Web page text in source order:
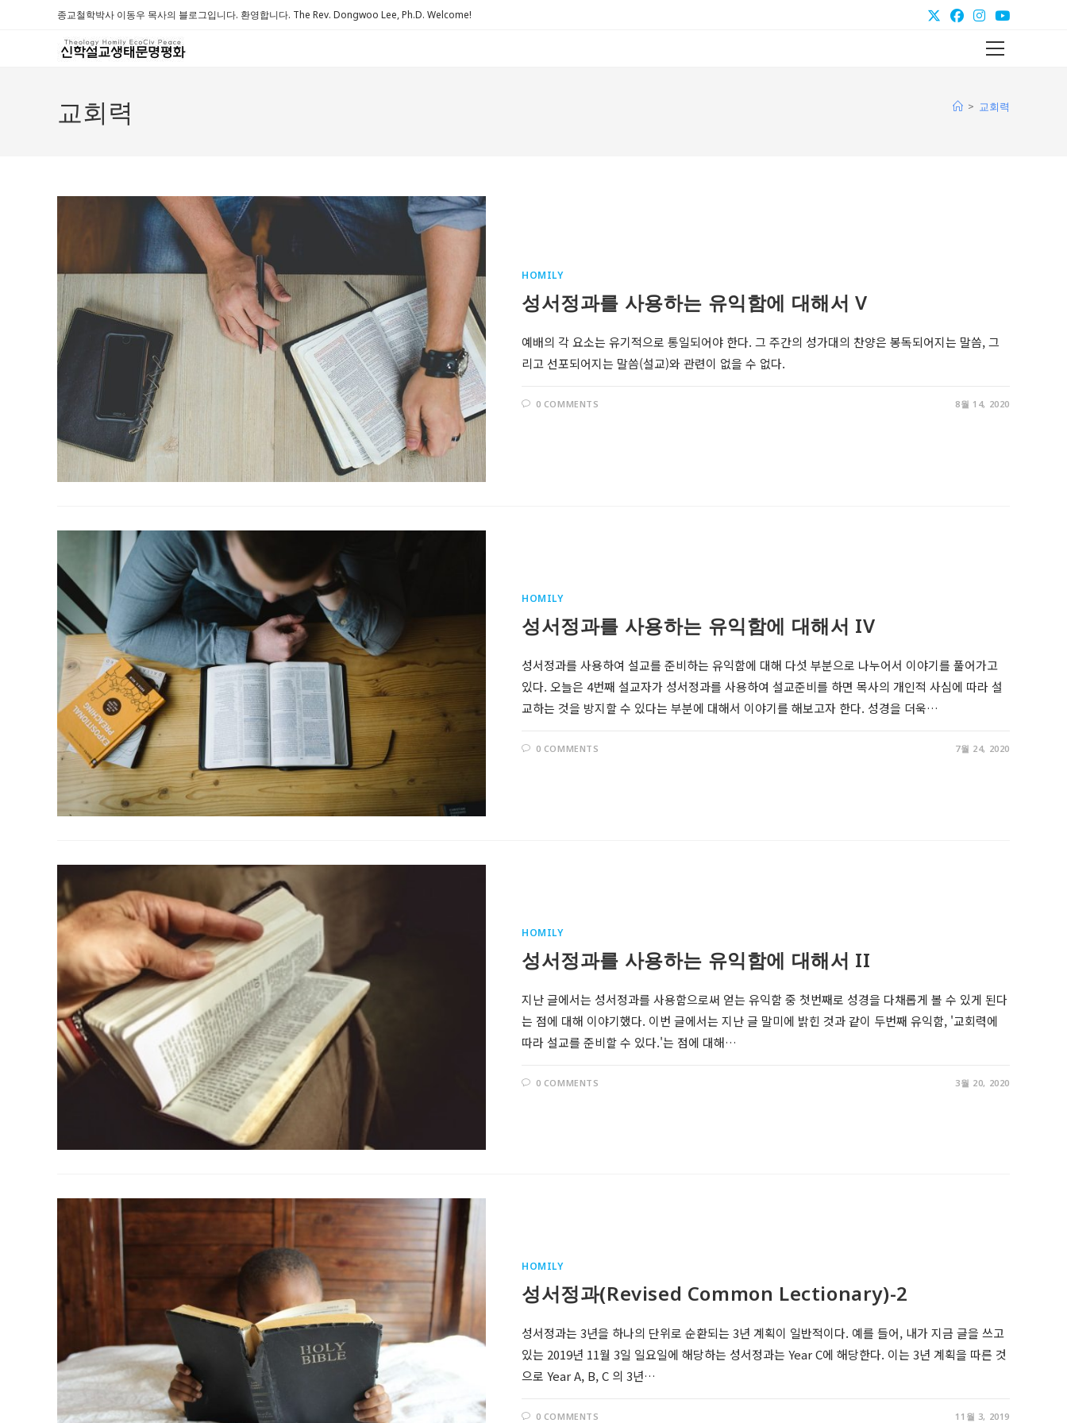
종교철학박사 이동우 목사의 블로그입니다. 환영합니다. The Rev. Dongwoo Lee, Ph.D. Welcome!
Main
교회력 > 교회력
HOMILY
성서정과를 사용하는 유익함에 대해서 V
예배의 각 요소는 유기적으로 통일되어야 한다. 그 주간의 성가대의 찬양은 봉독되어지는 말씀, 그
리고 선포되어지는 말씀(설교)와 관련이 없을 수 없다.
0 COMMENTS 8월 14, 2020
HOMILY
성서정과를 사용하는 유익함에 대해서 IV
성서정과를 사용하여 설교를 준비하는 유익함에 대해 다섯 부분으로 나누어서 이야기를 풀어가고
있다. 오늘은 4번째 설교자가 성서정과를 사용하여 설교준비를 하면 목사의 개인적 사심에 따라 설
교하는 것을 방지할 수 있다는 부분에 대해서 이야기를 해보고자 한다. 성경을 더욱…
0 COMMENTS 7월 24, 2020
HOMILY
성서정과를 사용하는 유익함에 대해서 II
지난 글에서는 성서정과를 사용함으로써 얻는 유익함 중 첫번째로 성경을 다채롭게 볼 수 있게 된다
는 점에 대해 이야기했다. 이번 글에서는 지난 글 말미에 밝힌 것과 같이 두번째 유익함, '교회력에
따라 설교를 준비할 수 있다.'는 점에 대해…
0 COMMENTS 3월 20, 2020
HOMILY
성서정과(Revised Common Lectionary)-2
성서정과는 3년을 하나의 단위로 순환되는 3년 계획이 일반적이다. 예를 들어, 내가 지금 글을 쓰고
있는 2019년 11월 3일 일요일에 해당하는 성서정과는 Year C에 해당한다. 이는 3년 계획을 따른 것
으로 Year A, B, C 의 3년…
0 COMMENTS 11월 3, 2019
Ecological Civilization
Higher Education
Homily
Meditation
Publication
APPLE PODCASTS
PODCASTS
Follow @RevDongwoo